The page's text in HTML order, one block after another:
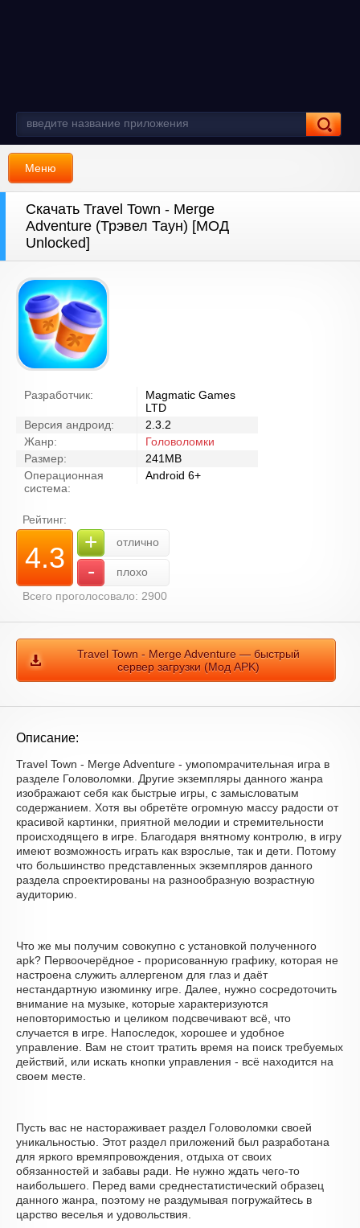
Меню
Скачать Travel Town - Merge
Adventure (Трэвел Таун) [МОД
Unlocked]
Разработчик:
Magmatic Games
LTD
Версия андроид:
2.3.2
Жанр:
Головоломки
Размер:
241MB
Операционная
система:
Android 6+
Рейтинг:
4.3 + отлично
-
плохо
Всего проголосовало: 2900
Travel Town - Merge Adventure — быстрый
сервер загрузки (Мод APK)
Описание:
Travel Town - Merge Adventure - умопомрачительная игра в
разделе Головоломки. Другие экземпляры данного жанра
изображают себя как быстрые игры, с замысловатым
содержанием. Хотя вы обретёте огромную массу радости от
красивой картинки, приятной мелодии и стремительности
происходящего в игре. Благодаря внятному контролю, в игру
имеют возможность играть как взрослые, так и дети. Потому
что большинство представленных экземпляров данного
раздела спроектированы на разнообразную возрастную
аудиторию.
Что же мы получим совокупно с установкой полученного
apk? Первоочерёдное - прорисованную графику, которая не
настроена служить аллергеном для глаз и даёт
нестандартную изюминку игре. Далее, нужно сосредоточить
внимание на музыке, которые характеризуются
неповторимостью и целиком подсвечивают всё, что
случается в игре. Напоследок, хорошее и удобное
управление. Вам не стоит тратить время на поиск требуемых
действий, или искать кнопки управления - всё находится на
своем месте.
Пусть вас не настораживает раздел Головоломки своей
уникальностью. Этот раздел приложений был разработана
для яркого времяпровождения, отдыха от своих
обязанностей и забавы ради. Не нужно ждать чего-то
наибольшего. Перед вами среднестатистический образец
данного жанра, поэтому не раздумывая погружайтесь в
царство веселья и удовольствия.